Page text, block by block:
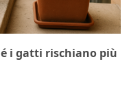
i gatti rischiano più